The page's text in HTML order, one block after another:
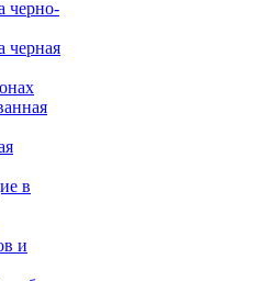
черно-
черная
в
и